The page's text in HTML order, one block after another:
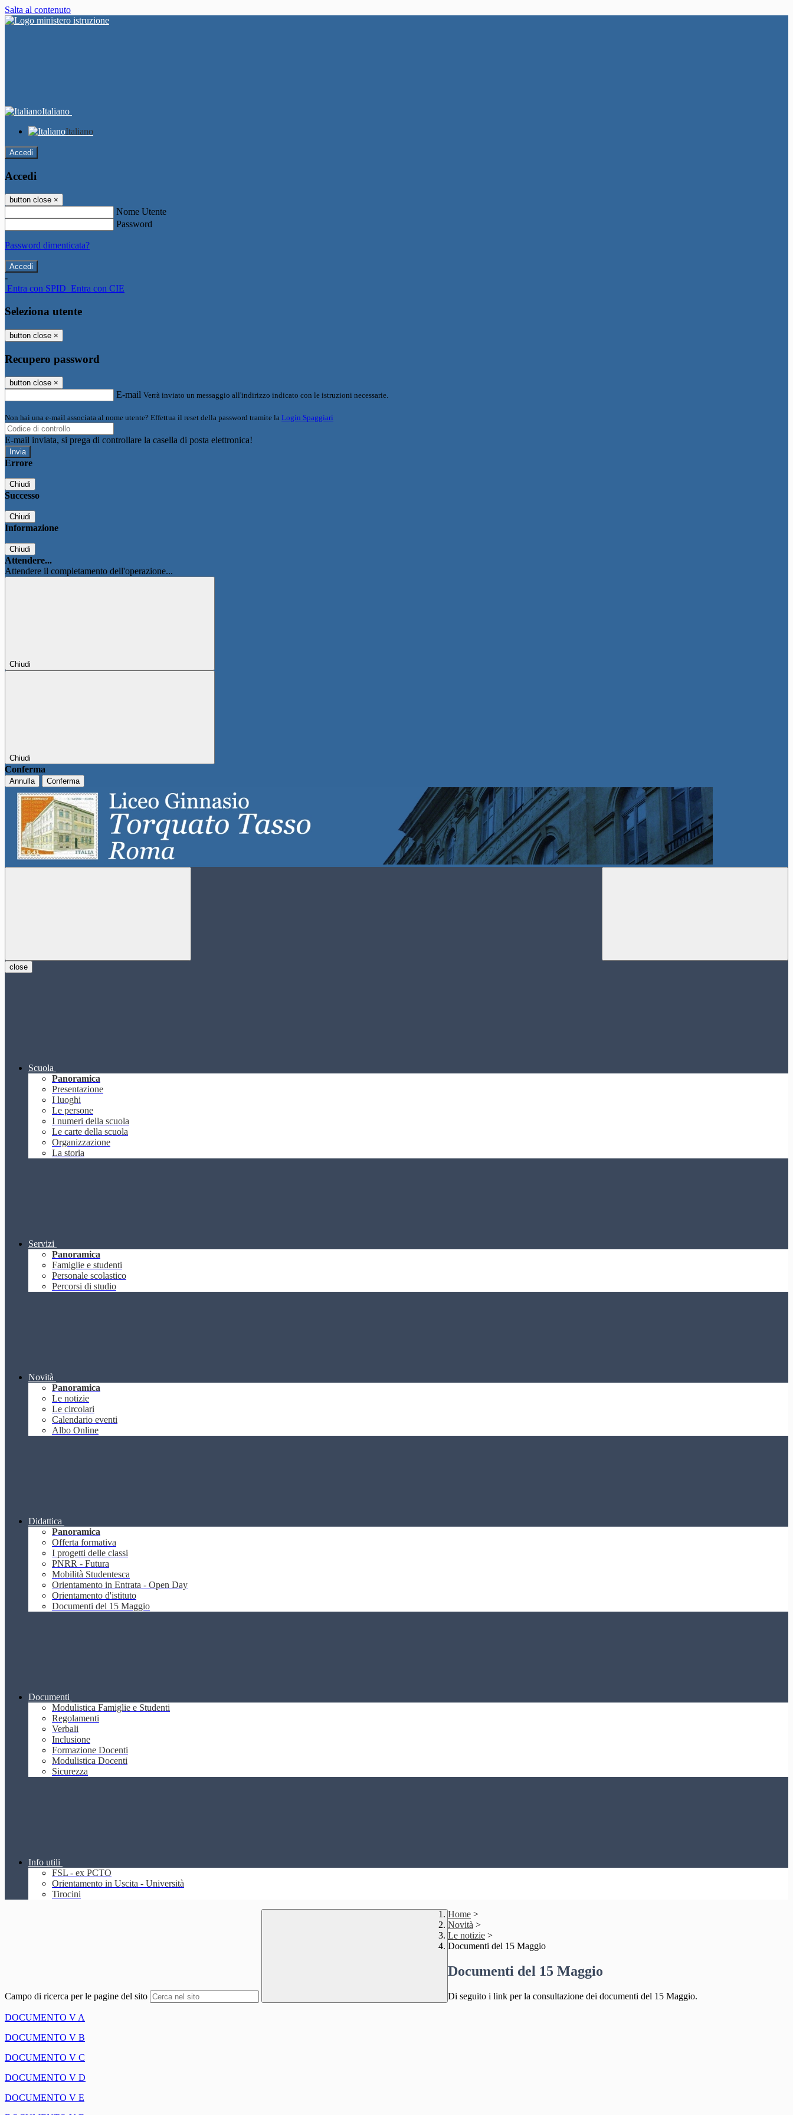
Salta al contenuto
Italiano
Italiano
Accedi
Accedi
button close ×
Nome Utente
Password
Password dimenticata?
-
Entra con SPID Entra con CIE
Seleziona utente
button close ×
Recupero password
button close ×
E-mail Verrà inviato un messaggio all'indirizzo indicato con le istruzioni necessarie.
Non hai una e-mail associata al nome utente? Effettua il reset della password tramite la Login Spaggiari
E-mail inviata, si prega di controllare la casella di posta elettronica!
Errore
Chiudi
Successo
Chiudi
Informazione
Chiudi
Attendere...
Attendere il completamento dell'operazione...
Chiudi
Chiudi
Conferma
Annulla Conferma
close
Scuola
Panoramica
Presentazione
I luoghi
Le persone
I numeri della scuola
Le carte della scuola
Organizzazione
La storia
Servizi
Panoramica
Famiglie e studenti
Personale scolastico
Percorsi di studio
Novità
Panoramica
Le notizie
Le circolari
Calendario eventi
Albo Online
Didattica
Panoramica
Offerta formativa
I progetti delle classi
PNRR - Futura
Mobilità Studentesca
Orientamento in Entrata - Open Day
Orientamento d'istituto
Documenti del 15 Maggio
Documenti
Modulistica Famiglie e Studenti
Regolamenti
Verbali
Inclusione
Formazione Docenti
Modulistica Docenti
Sicurezza
Info utili
FSL - ex PCTO
Orientamento in Uscita - Università
Tirocini
Campo di ricerca per le pagine del sito
Home >
Novità >
Le notizie >
Documenti del 15 Maggio
Documenti del 15 Maggio
Di seguito i link per la consultazione dei documenti del 15 Maggio.
DOCUMENTO V A
DOCUMENTO V B
DOCUMENTO V C
DOCUMENTO V D
DOCUMENTO V E